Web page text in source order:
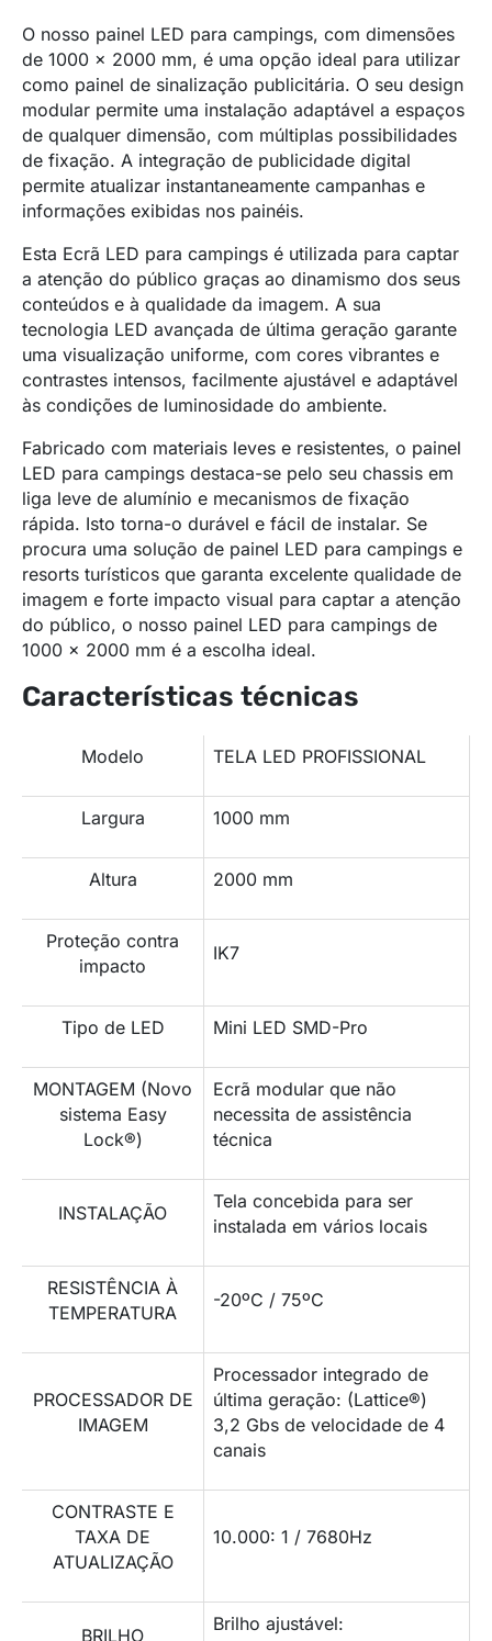
O nosso painel LED para campings, com dimensões
de 1000 x 2000 mm, é uma opção ideal para utilizar
como painel de sinalização publicitária. O seu design
modular permite uma instalação adaptável a espaços
de qualquer dimensão, com múltiplas possibilidades
de fixação. A integração de publicidade digital
permite atualizar instantaneamente campanhas e
informações exibidas nos painéis.
Esta Ecrã LED para campings é utilizada para captar
a atenção do público graças ao dinamismo dos seus
conteúdos e à qualidade da imagem. A sua
tecnologia LED avançada de última geração garante
uma visualização uniforme, com cores vibrantes e
contrastes intensos, facilmente ajustável e adaptável
às condições de luminosidade do ambiente.
Fabricado com materiais leves e resistentes, o painel
LED para campings destaca-se pelo seu chassis em
liga leve de alumínio e mecanismos de fixação
rápida. Isto torna-o durável e fácil de instalar. Se
procura uma solução de painel LED para campings e
resorts turísticos que garanta excelente qualidade de
imagem e forte impacto visual para captar a atenção
do público, o nosso painel LED para campings de
1000 x 2000 mm é a escolha ideal.
Características técnicas
Modelo TELA LED PROFISSIONAL
Largura 1000 mm
Altura 2000 mm
Proteção contra
impacto
IK7
Tipo de LED Mini LED SMD-Pro
MONTAGEM (Novo
sistema Easy
Lock®)
Ecrã modular que não
necessita de assistência
técnica
INSTALAÇÃO
Tela concebida para ser
instalada em vários locais
RESISTÊNCIA À
TEMPERATURA
-20ºC / 75ºC
PROCESSADOR DE
IMAGEM
Processador integrado de
última geração: (Lattice®)
3,2 Gbs de velocidade de 4
canais
CONTRASTE E
TAXA DE
ATUALIZAÇÃO
10.000: 1 / 7680Hz
BRILHO
Brilho ajustável: